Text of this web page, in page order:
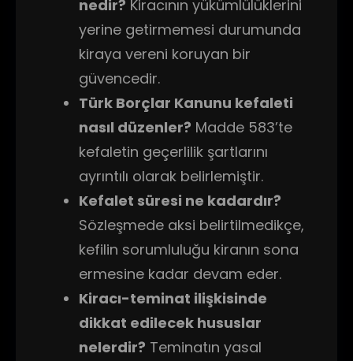
nedir? Kiracının yükümlülüklerini
yerine getirmemesi durumunda
kiraya vereni koruyan bir
güvencedir.
Türk Borçlar Kanunu kefaleti
nasıl düzenler? Madde 583’te
kefaletin geçerlilik şartlarını
ayrıntılı olarak belirlemiştir.
Kefalet süresi ne kadardır?
Sözleşmede aksi belirtilmedikçe,
kefilin sorumluluğu kiranın sona
ermesine kadar devam eder.
Kiracı-teminat ilişkisinde
dikkat edilecek hususlar
nelerdir? Teminatın yasal